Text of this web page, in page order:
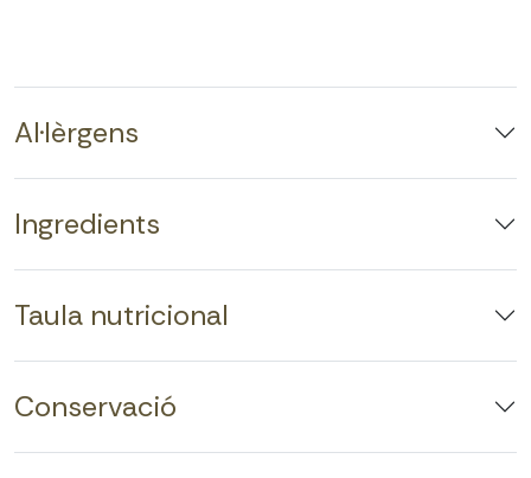
Al·lèrgens
Ingredients
Taula nutricional
Conservació